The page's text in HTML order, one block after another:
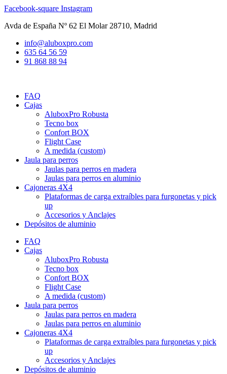
Ir
contenido
Facebook-square Instagram
Avda de España Nº 62 El Molar 28710, Madrid
info@aluboxpro.com
635 64 56 59
91 868 88 94
FAQ
Cajas
AluboxPro Robusta
Tecno box
Confort BOX
Flight Case
A medida (custom)
Jaula para perros
Jaulas para perros en madera
Jaulas para perros en aluminio
Cajoneras 4X4
Plataformas de carga extraíbles para furgonetas y pick
up
Accesorios y Anclajes
Depósitos de aluminio
FAQ
Cajas
AluboxPro Robusta
Tecno box
Confort BOX
Flight Case
A medida (custom)
Jaula para perros
Jaulas para perros en madera
Jaulas para perros en aluminio
Cajoneras 4X4
Plataformas de carga extraíbles para furgonetas y pick
up
Accesorios y Anclajes
Depósitos de aluminio